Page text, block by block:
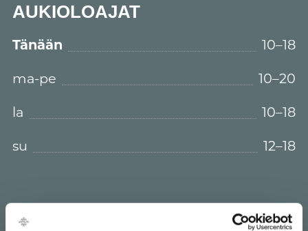
AUKIOLOAJAT
Tänään
10–18
ma-pe
10–20
la
10–18
su
12–18